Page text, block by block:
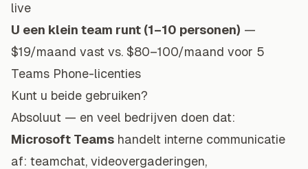
live
U een klein team runt (1–10 personen) —
$19/maand vast vs. $80–100/maand voor 5
Teams Phone-licenties
Kunt u beide gebruiken?
Absoluut — en veel bedrijven doen dat:
Microsoft Teams handelt interne communicatie
af: teamchat, videovergaderingen,